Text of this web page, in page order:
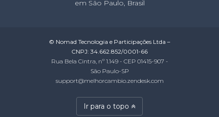
em São Paulo, Brasil
© Nomad Tecnologia e Participações Ltda –
CNPJ: 34.662.852/0001-66
Rua Bela Cintra, nº 1.149 - CEP 01415-907 -
São Paulo-SP
support@melhorcambio.zendesk.com
Ir para o topo